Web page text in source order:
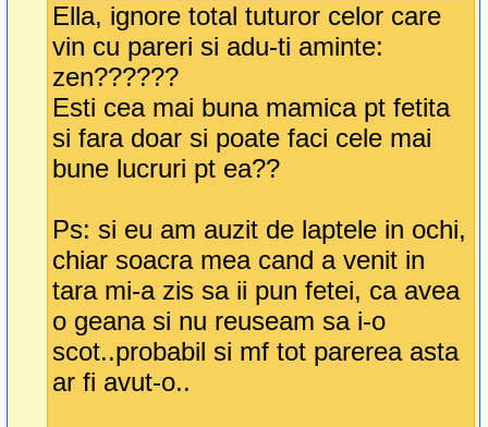
Ella, ignore total tuturor celor care
vin cu pareri si adu-ti aminte:
zen??????
Esti cea mai buna mamica pt fetita
si fara doar si poate faci cele mai
bune lucruri pt ea??
Ps: si eu am auzit de laptele in ochi,
chiar soacra mea cand a venit in
tara mi-a zis sa ii pun fetei, ca avea
o geana si nu reuseam sa i-o
scot..probabil si mf tot parerea asta
ar fi avut-o..